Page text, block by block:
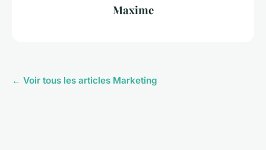
Maxime
← Voir tous les articles Marketing